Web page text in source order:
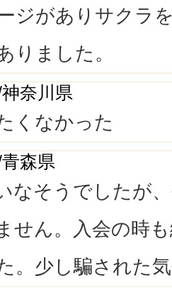
ジがありサクラ
りました。
奈川県
くなかった
森県
なそうでしたが
せん。入会の時
。少し騙された